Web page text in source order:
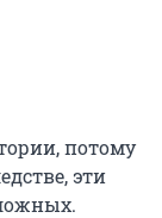
потому
эти